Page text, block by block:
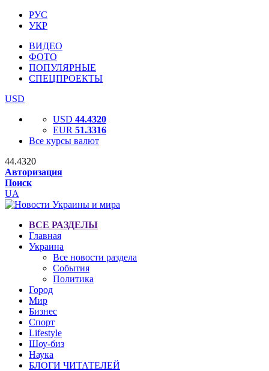
РУС
УКР
ВИДЕО
ФОТО
ПОПУЛЯРНЫЕ
СПЕЦПРОЕКТЫ
USD
USD 44.4320
EUR 51.3316
Все курсы валют
44.4320
Авторизация
Поиск
UA
ВСЕ РАЗДЕЛЫ
Главная
Украина
Все новости раздела
События
Политика
Город
Мир
Бизнес
Спорт
Lifestyle
Шоу-биз
Наука
БЛОГИ ЧИТАТЕЛЕЙ